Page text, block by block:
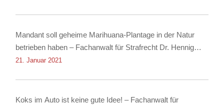
Mandant soll geheime Marihuana-Plantage in der Natur
betrieben haben – Fachanwalt für Strafrecht Dr. Hennig
erwirkt Einstellung
21. Januar 2021
Koks im Auto ist keine gute Idee! – Fachanwalt für